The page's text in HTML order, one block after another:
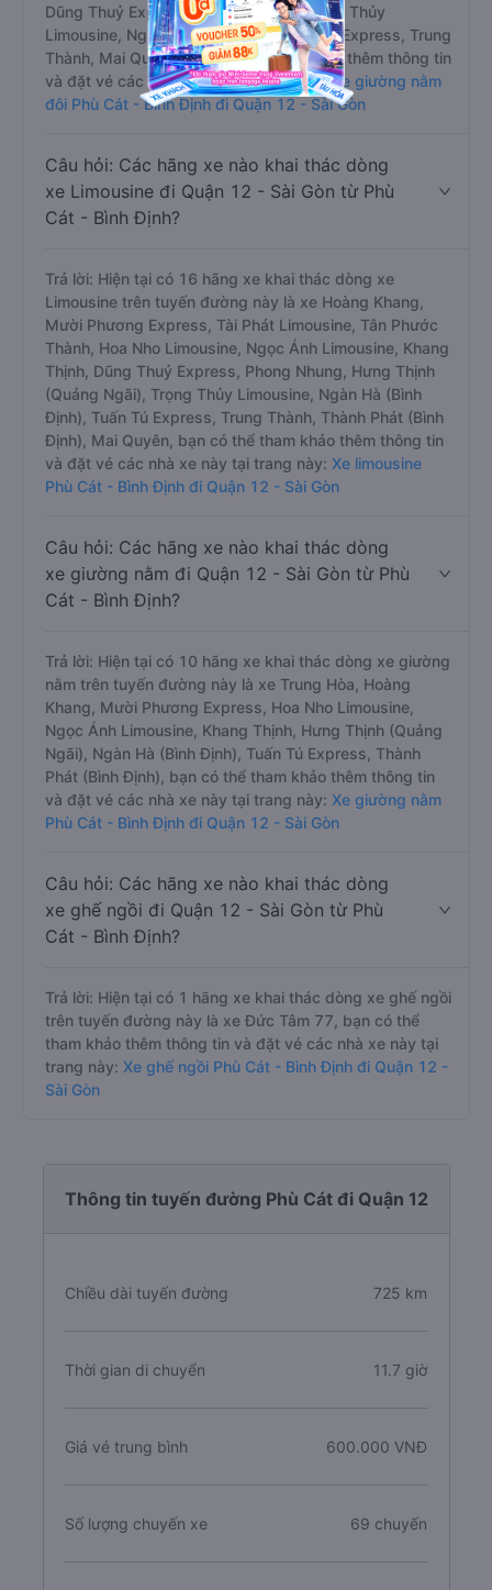
Dũng Thuỷ Express, Phong Nhung, Trọng Thủy
Limousine, Ngàn Hà (Bình Định), Tuấn Tú Express, Trung
Thành, Mai Quyên, bạn có thể tham khảo thêm thông tin
và đặt vé các nhà xe này tại trang này:Xe giường nằm
đôi Phù Cát - Bình Định đi Quận 12 - Sài Gòn
Câu hỏi: Các hãng xe nào khai thác dòng
xe Limousine đi Quận 12 - Sài Gòn từ Phù
Cát - Bình Định?
Trả lời: Hiện tại có 16 hãng xe khai thác dòng xe
Limousine trên tuyến đường này là xe Hoàng Khang,
Mười Phương Express, Tài Phát Limousine, Tân Phước
Thành, Hoa Nho Limousine, Ngọc Ánh Limousine, Khang
Thịnh, Dũng Thuỷ Express, Phong Nhung, Hưng Thịnh
(Quảng Ngãi), Trọng Thủy Limousine, Ngàn Hà (Bình
Định), Tuấn Tú Express, Trung Thành, Thành Phát (Bình
Định), Mai Quyên, bạn có thể tham khảo thêm thông tin
và đặt vé các nhà xe này tại trang này: Xe limousine
Phù Cát - Bình Định đi Quận 12 - Sài Gòn
Câu hỏi: Các hãng xe nào khai thác dòng
xe giường nằm đi Quận 12 - Sài Gòn từ Phù
Cát - Bình Định?
Trả lời: Hiện tại có 10 hãng xe khai thác dòng xe giường
nằm trên tuyến đường này là xe Trung Hòa, Hoàng
Khang, Mười Phương Express, Hoa Nho Limousine,
Ngọc Ánh Limousine, Khang Thịnh, Hưng Thịnh (Quảng
Ngãi), Ngàn Hà (Bình Định), Tuấn Tú Express, Thành
Phát (Bình Định), bạn có thể tham khảo thêm thông tin
và đặt vé các nhà xe này tại trang này: Xe giường nằm
Phù Cát - Bình Định đi Quận 12 - Sài Gòn
Câu hỏi: Các hãng xe nào khai thác dòng
xe ghế ngồi đi Quận 12 - Sài Gòn từ Phù
Cát - Bình Định?
Trả lời: Hiện tại có 1 hãng xe khai thác dòng xe ghế ngồi
trên tuyến đường này là xe Đức Tâm 77, bạn có thể
tham khảo thêm thông tin và đặt vé các nhà xe này tại
trang này: Xe ghế ngồi Phù Cát - Bình Định đi Quận 12 -
Sài Gòn
Thông tin tuyến đường Phù Cát đi Quận 12
Chiều dài tuyến đường 725 km
Thời gian di chuyển 11.7 giờ
Giá vé trung bình 600.000 VNĐ
Số lượng chuyến xe 69 chuyến